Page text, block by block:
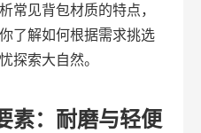
常见背包材质的特点，
了解如何根据需求挑选
探索大自然。
素：耐磨与轻便